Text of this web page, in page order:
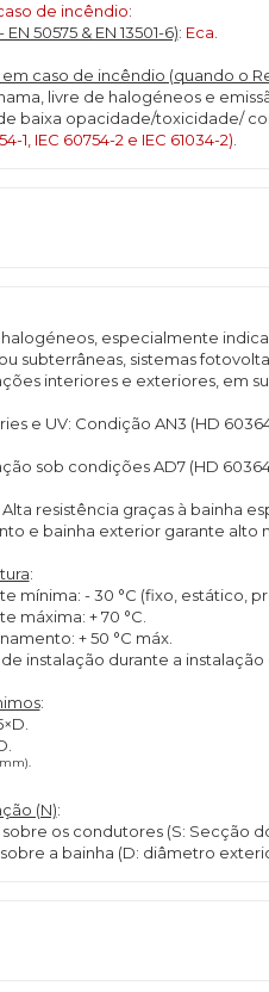
de incêndio:
50575 & EN 13501-6): Eca
caso de incêndio (quando o
livre de halogéneos e
baixa opacidade/toxicidade/
1, IEC 60754-2 e IEC 61034-2)
especialmente
subterrâneas, sistemas
interiores e exteriores, em
e UV: Condição AN3 (HD
sob condições AD7 (HD 60364-
resistência graças à bainha
e bainha exterior garante alto
:
mínima: - 30 °C (fixo, estático,
máxima: + 70 °C.
+ 50 °C máx.
instalação durante a instalação
:
(N):
sobre os condutores (S: Secção
sobre a bainha (D: diâmetro